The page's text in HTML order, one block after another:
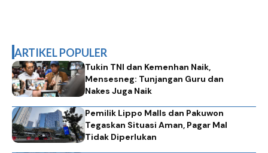
ARTIKEL POPULER
Tukin TNI dan Kemenhan Naik,
Mensesneg: Tunjangan Guru dan
Nakes Juga Naik
Pemilik Lippo Malls dan Pakuwon
Tegaskan Situasi Aman, Pagar Mal
Tidak Diperlukan